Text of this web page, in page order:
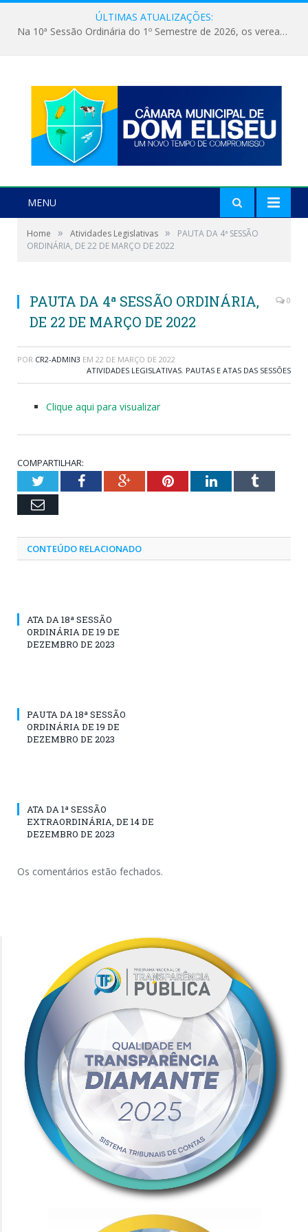
ÚLTIMAS ATUALIZAÇÕES:
Na 10ª Sessão Ordinária do 1º Semestre de 2026, os vereadores receberam a nova comandante do 51º Batalhão de Polícia Militar, a Major Alessandra Lopes Leal Bandeira. A visita institucional proporcionou a apresentação da oficial aos parlamentares e reforçou o compromisso de cooperação entre a Polícia Militar e o Poder Legislativo em prol da segurança da população.
MENU
Home » Atividades Legislativas »
PAUTA DA 4ª SESSÃO
ORDINÁRIA, DE 22 DE MARÇO DE 2022
PAUTA DA 4ª SESSÃO ORDINÁRIA,
DE 22 DE MARÇO DE 2022
0
POR CR2-ADMIN3 EM 22 DE MARÇO DE 2022
ATIVIDADES LEGISLATIVAS, PAUTAS E ATAS DAS SESSÕES
Clique aqui para visualizar
COMPARTILHAR:
TwitterFacebookGoogle+PinterestLinkedInTumblr
Email
CONTEÚDO RELACIONADO
ATA DA 18ª SESSÃO
ORDINÁRIA DE 19 DE
DEZEMBRO DE 2023
PAUTA DA 18ª SESSÃO
ORDINÁRIA DE 19 DE
DEZEMBRO DE 2023
ATA DA 1ª SESSÃO
EXTRAORDINÁRIA, DE 14 DE
DEZEMBRO DE 2023
Os comentários estão fechados.